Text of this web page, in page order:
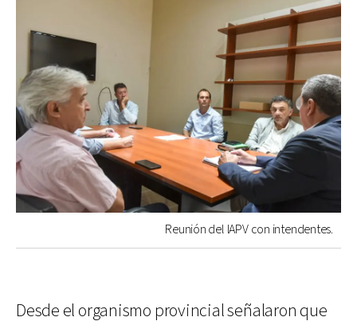
Reunión del IAPV con intendentes.
Desde el organismo provincial señalaron que